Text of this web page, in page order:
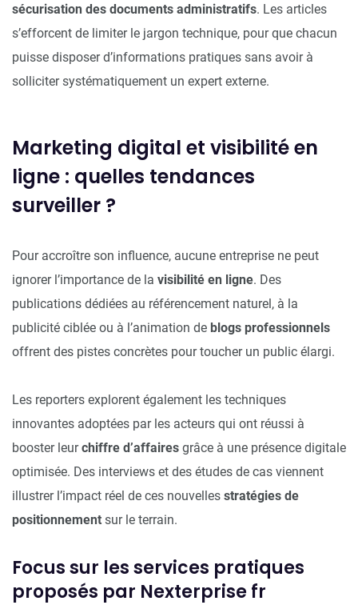
sécurisation des documents administratifs. Les articles
s’efforcent de limiter le jargon technique, pour que chacun
puisse disposer d’informations pratiques sans avoir à
solliciter systématiquement un expert externe.
Marketing digital et visibilité en
ligne : quelles tendances
surveiller ?
Pour accroître son influence, aucune entreprise ne peut
ignorer l’importance de la visibilité en ligne. Des
publications dédiées au référencement naturel, à la
publicité ciblée ou à l’animation de blogs professionnels
offrent des pistes concrètes pour toucher un public élargi.
Les reporters explorent également les techniques
innovantes adoptées par les acteurs qui ont réussi à
booster leurchiffre d’affaires grâce à une présence digitale
optimisée. Des interviews et des études de cas viennent
illustrer l’impact réel de ces nouvelles stratégies de
positionnement sur le terrain.
Focus sur les services pratiques
proposés par Nexterprise fr